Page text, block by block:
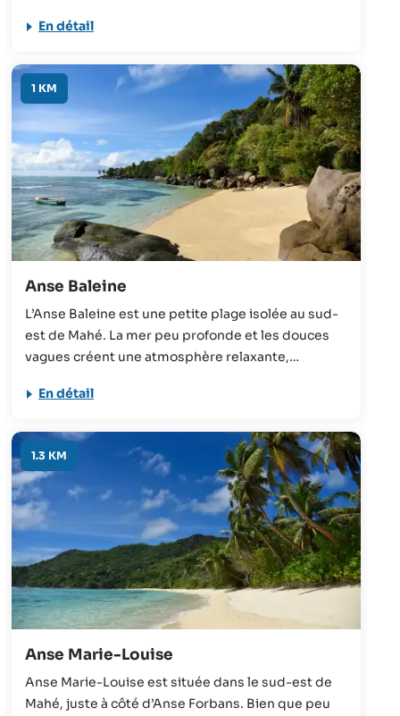
vacanciers.
En détail
1 KM
Anse Baleine
L’Anse Baleine est une petite plage isolée au sud-
est de Mahé. La mer peu profonde et les douces
vagues créent une atmosphère relaxante,
retrouvent volontiers le week-end pour un pique-
En détail
1.3 KM
Anse Marie-Louise
Anse Marie-Louise est située dans le sud-est de
Mahé, juste à côté d’Anse Forbans. Bien que peu